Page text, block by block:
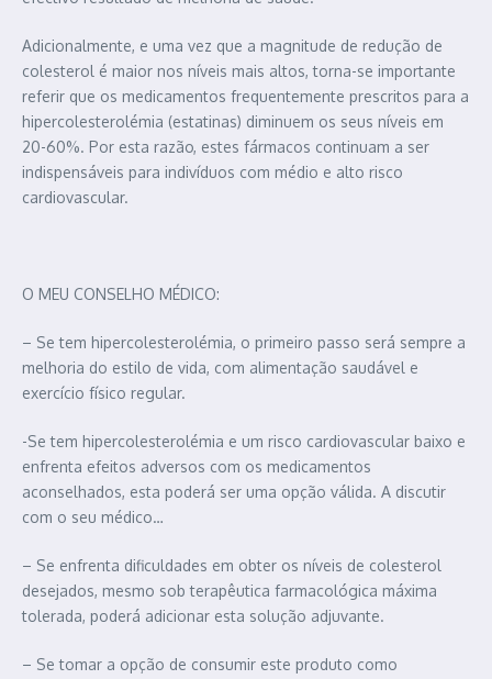
Adicionalmente, e uma vez que a magnitude de redução de
colesterol é maior nos níveis mais altos, torna-se importante
referir que os medicamentos frequentemente prescritos para a
hipercolesterolémia (estatinas) diminuem os seus níveis em
20-60%. Por esta razão, estes fármacos continuam a ser
indispensáveis para indivíduos com médio e alto risco
cardiovascular.
O MEU CONSELHO MÉDICO:
– Se tem hipercolesterolémia, o primeiro passo será sempre a
melhoria do estilo de vida, com alimentação saudável e
exercício físico regular.
-Se tem hipercolesterolémia e um risco cardiovascular baixo e
enfrenta efeitos adversos com os medicamentos
aconselhados, esta poderá ser uma opção válida. A discutir
com o seu médico…
– Se enfrenta dificuldades em obter os níveis de colesterol
desejados, mesmo sob terapêutica farmacológica máxima
tolerada, poderá adicionar esta solução adjuvante.
– Se tomar a opção de consumir este produto como